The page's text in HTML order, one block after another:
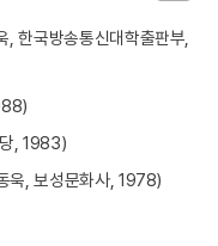
, 한국방송통신대학출판부,
, 1983)
욱, 보성문화사, 1978)